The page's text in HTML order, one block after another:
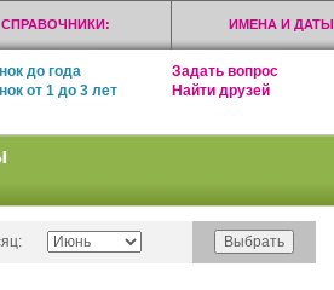
СПРАВОЧНИКИ: ИМЕНА И
до года
Задать вопрос
от 1 до 3 лет
Найти друзей